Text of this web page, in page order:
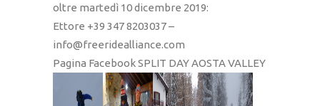
oltre martedì 10 dicembre 2019:
Ettore +39 347 8203037 –
info@freeridealliance.com
Pagina Facebook SPLIT DAY AOSTA VALLEY